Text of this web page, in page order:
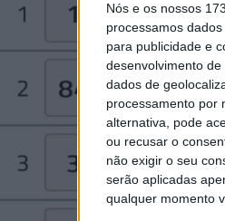
Nós e os nossos
processamos
para publicidade e
desenvolvimento de
dados de
processamento por
alternativa, pode
ou recusar o
não exigir o seu
serão aplicadas
qualquer momento